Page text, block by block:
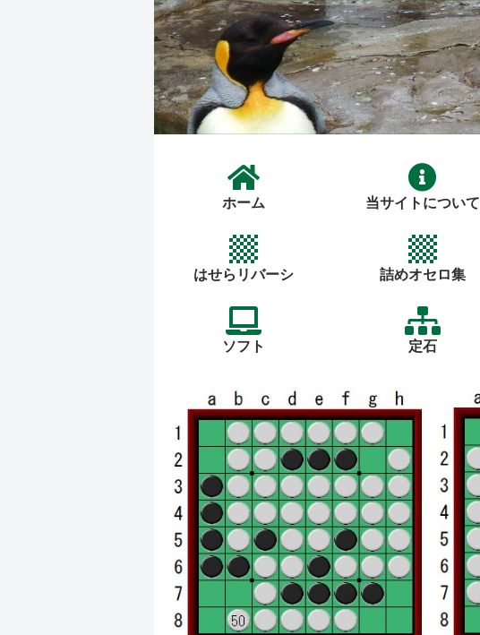
ホーム 当サイトについて
はせらリバーシ 詰めオセロ集
ソフト 定石